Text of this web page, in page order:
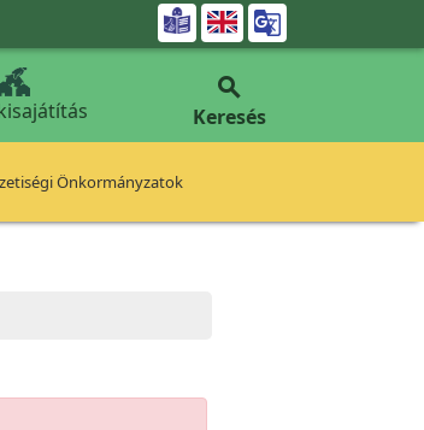


Keresés
Önkormányzatok